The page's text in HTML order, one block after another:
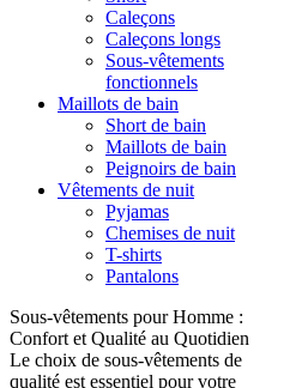
Caleçons
Caleçons longs
Sous-vêtements
fonctionnels
Maillots de bain
Short de bain
Maillots de bain
Peignoirs de bain
Vêtements de nuit
Pyjamas
Chemises de nuit
T-shirts
Pantalons
Sous-vêtements pour Homme :
Confort et Qualité au Quotidien
Le choix de sous-vêtements de
qualité est essentiel pour votre